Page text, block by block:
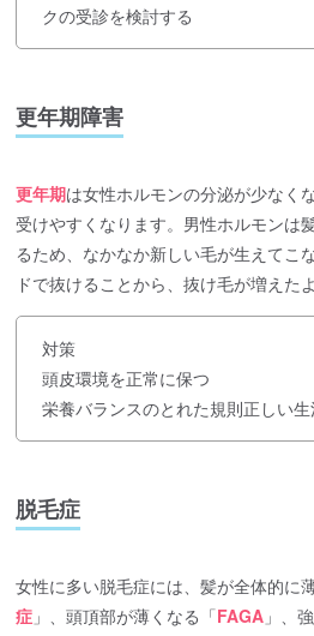
クの受診を検討する
更年期障害
更年期は女性ホルモンの分泌が少なく
受けやすくなります。男性ホルモンは
るため、なかなか新しい毛が生えてこ
ドで抜けることから、抜け毛が増えた
対策
頭皮環境を正常に保つ
栄養バランスのとれた規則正しい
脱毛症
女性に多い脱毛症には、髪が全体的に
症 」、頭頂部が薄くなる「FAGA 」、